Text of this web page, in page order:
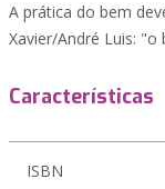
A prática do bem
Xavier/André Luis:
Características
ISBN